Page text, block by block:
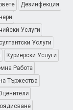
Дезинфекция
Услуги
Услуги
Куриерски Услуги
Работа
Тържества